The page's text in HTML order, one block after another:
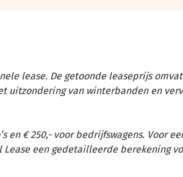
lease. De getoonde leaseprijs
uitzondering van winterbanden en
en € 250,- voor bedrijfswagens. Voor
een gedetailleerde berekening